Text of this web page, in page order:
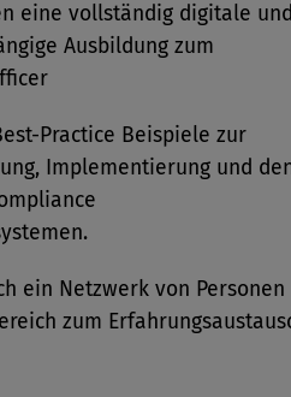
eine vollständig digitale und
Ausbildung zum
Practice Beispiele zur
Implementierung und
ein Netzwerk von Personen
zum